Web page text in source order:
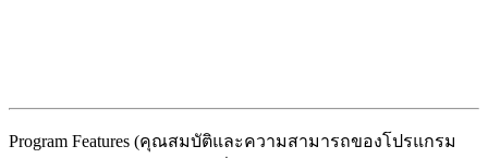
Program Features (คุณสมบัติและความสามารถของโปรแกรม